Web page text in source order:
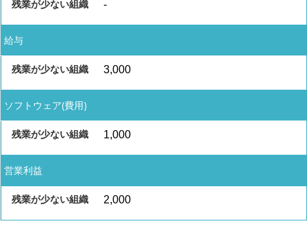
-
給与
3,000
ソフトウェア(費用)
1,000
営業利益
2,000